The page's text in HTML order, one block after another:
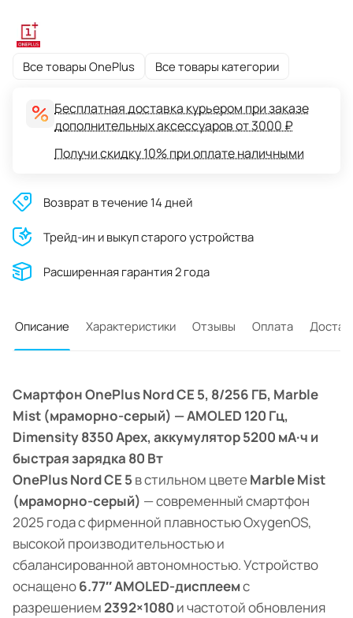
Все товары OnePlus Все товары категории
Бесплатная доставка курьером при заказе
дополнительных аксессуаров от 3000 ₽
Получи скидку 10% при оплате наличными
Возврат в течение 14 дней
Трейд-ин и выкуп старого устройства
Расширенная гарантия 2 года
Описание Характеристики Отзывы Оплата
Смартфон OnePlus Nord CE 5, 8/256 ГБ, Marble
Mist (мраморно-серый) — AMOLED 120 Гц,
Dimensity 8350 Apex, аккумулятор 5200 мА·ч и
быстрая зарядка 80 Вт
OnePlus Nord CE 5 в стильном цветеMarble Mist
(мраморно-серый) — современный смартфон
2025 года с фирменной плавностью OxygenOS,
высокой производительностью и
сбалансированной автономностью. Устройство
оснащено6.77″ AMOLED-дисплеемс
разрешением2392×1080 и частотой обновления